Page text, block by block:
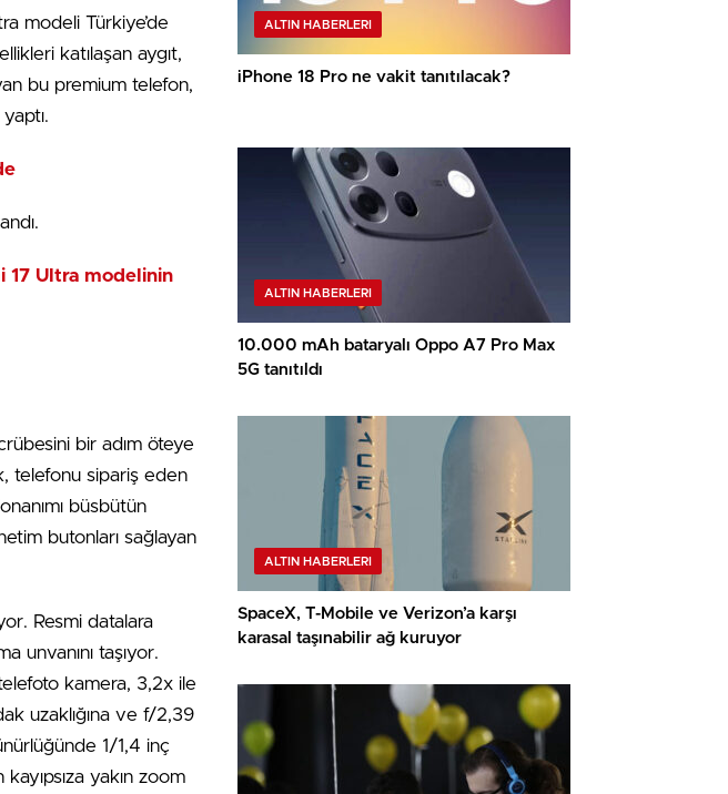
modeli Türkiye’de
katılaşan aygıt,
bu premium telefon,
17 Ultra modelinin
bir adım öteye
telefonu sipariş eden
büsbütün
butonları sağlayan
Resmi datalara
unvanını taşıyor.
kamera, 3,2x ile
uzaklığına ve f/2,39
1/1,4 inç
yakın zoom
ALTIN HABERLERI
iPhone 18 Pro ne vakit tanıtılacak?
ALTIN HABERLERI
10.000 mAh bataryalı Oppo A7 Pro Max
5G tanıtıldı
ALTIN HABERLERI
SpaceX, T-Mobile ve Verizon’a karşı
karasal taşınabilir ağ kuruyor